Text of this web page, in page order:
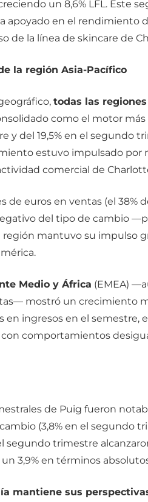
un 8,6% LFL. Este
apoyado en el rendimiento
de la línea de skincare de
la región Asia-Pacífico
todas las
como el motor
y del 19,5% en el segundo
estuvo impulsado por
comercial de
de euros en ventas (el 38%
del tipo de cambio
mantuvo su impulso
Medio y África (EMEA)
mostró un crecimiento
en ingresos en el semestre,
comportamientos
de Puig fueron
(3,8% en el segundo
segundo trimestre
un 3,9% en términos
mantiene sus